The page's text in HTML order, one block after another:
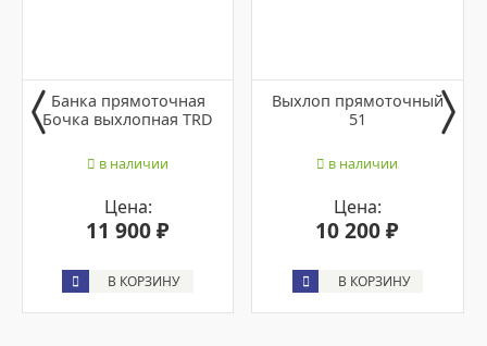
Банка прямоточная
Бочка выхлопная TRD
в наличии
Цена:
11 900 ₽
В КОРЗИНУ
Выхлоп прямоточный
51
в наличии
Цена:
10 200 ₽
В КОРЗИНУ